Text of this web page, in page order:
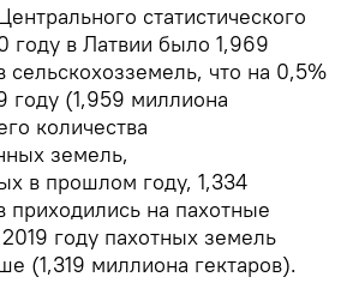
статистического
году в Латвии было 1,969
сельскохозземель, что на 0,5%
году (1,959 миллиона
количества
земель,
в прошлом году, 1,334
приходились на пахотные
году пахотных земель
(1,319 миллиона гектаров).